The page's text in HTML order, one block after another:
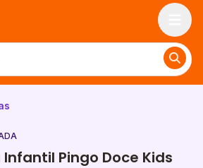
Infantil Pingo Doce Kids